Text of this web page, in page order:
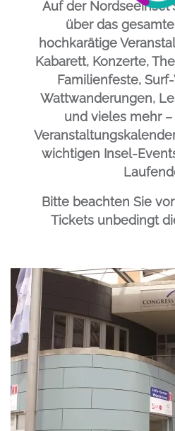
Auf der Nordseeinsel
über das
hochkarätige
Kabarett, Konzerte,
Familienfeste,
Wattwanderungen,
und vieles mehr
wichtigen Insel-
Bitte beachten Sie
Tickets unbedingt